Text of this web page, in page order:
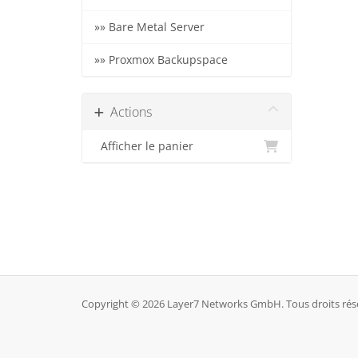
»» Bare Metal Server
»» Proxmox Backupspace
Actions
Afficher le panier
Copyright © 2026 Layer7 Networks GmbH. Tous droits